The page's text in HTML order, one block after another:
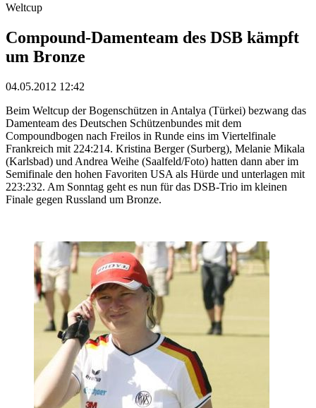
Weltcup
Compound-Damenteam des DSB kämpft
um Bronze
04.05.2012 12:42
Beim Weltcup der Bogenschützen in Antalya (Türkei) bezwang das
Damenteam des Deutschen Schützenbundes mit dem
Compoundbogen nach Freilos in Runde eins im Viertelfinale
Frankreich mit 224:214. Kristina Berger (Surberg), Melanie Mikala
(Karlsbad) und Andrea Weihe (Saalfeld/Foto) hatten dann aber im
Semifinale den hohen Favoriten USA als Hürde und unterlagen mit
223:232. Am Sonntag geht es nun für das DSB-Trio im kleinen
Finale gegen Russland um Bronze.